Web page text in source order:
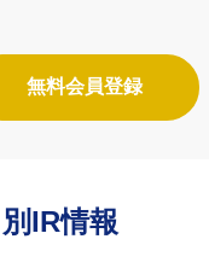
無料会員登録
IR情報